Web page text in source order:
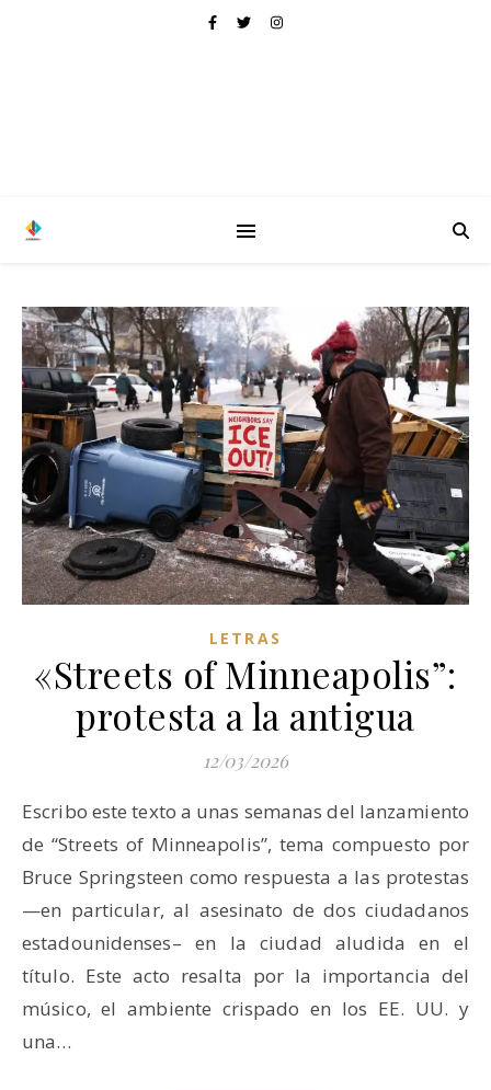
LETRAS
«Streets of Minneapolis”:
protesta a la antigua
12/03/2026
Escribo este texto a unas semanas del lanzamiento
de “Streets of Minneapolis”, tema compuesto por
Bruce Springsteen como respuesta a las protestas
—en particular, al asesinato de dos ciudadanos
estadounidenses– en la ciudad aludida en el
título. Este acto resalta por la importancia del
músico, el ambiente crispado en los EE. UU. y
una…